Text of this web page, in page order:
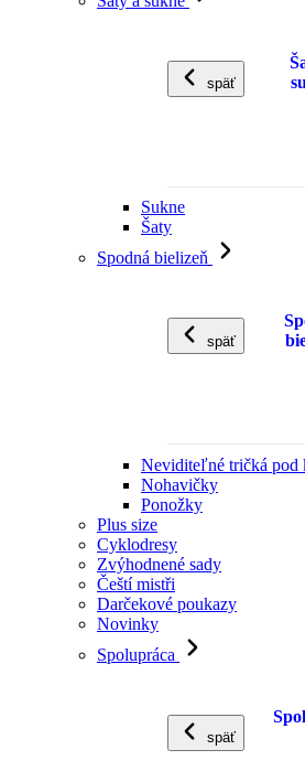
späť
Sukne
Šaty
Spodná bielizeň
späť
Neviditeľné tričká pod
Nohavičky
Ponožky
Plus size
Cyklodresy
Zvýhodnené sady
Čeští mistři
Darčekové poukazy
Novinky
Spolupráca
späť